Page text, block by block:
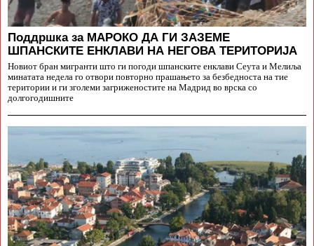
Поддршка за МАРОКО ДА ГИ ЗАЗЕМЕ
ШПАНСКИТЕ ЕНКЛАВИ НА НЕГОВА ТЕРИТОРИЈА
Новиот бран мигранти што ги погоди шпанските енклави Сеута и Мелиља
минатата недела го отвори повторно прашањето за безбедноста на тие
територии и ги зголеми загриженостите на Мадрид во врска со
долгогодишните